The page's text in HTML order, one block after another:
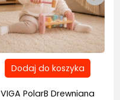
VIGA PolarB Drewniana